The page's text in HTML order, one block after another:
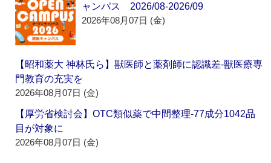
ャンパス 2026/08-2026/09
2026年08月07日 (金)
【昭和薬大 神林氏ら】獣医師と薬剤師に認識差‐獣医療専
門教育の充実を
2026年08月07日 (金)
【厚労省検討会】OTC類似薬で中間整理‐77成分1042品
目が対象に
2026年08月07日 (金)